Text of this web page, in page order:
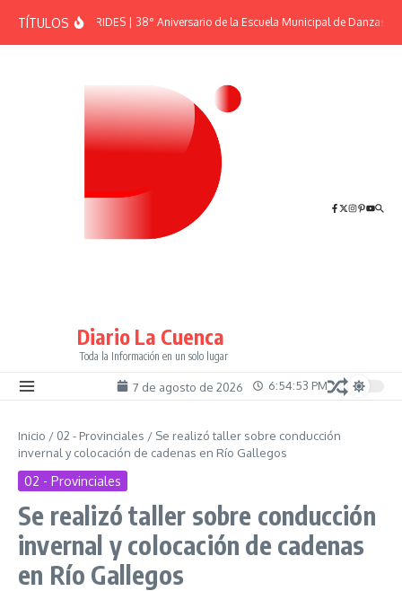
TÍTULOSEFEMÉRIDES | 38° Aniversario de la Escuela Municipal de Danzas “El
Diario La Cuenca
Toda la Información en un solo lugar
7 de agosto de 2026 6:54:53 PM
Inicio / 02 - Provinciales / Se realizó taller sobre conducción
invernal y colocación de cadenas en Río Gallegos
02 - Provinciales
Se realizó taller sobre conducción
invernal y colocación de cadenas
en Río Gallegos